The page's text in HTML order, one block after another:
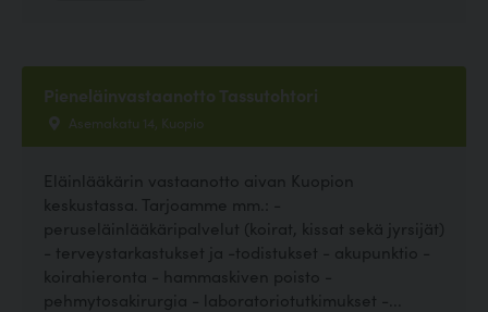
Pieneläinvastaanotto Tassutohtori
Asemakatu 14, Kuopio
Eläinlääkärin vastaanotto aivan Kuopion
keskustassa. Tarjoamme mm.: -
peruseläinlääkäripalvelut (koirat, kissat sekä jyrsijät)
- terveystarkastukset ja -todistukset - akupunktio -
koirahieronta - hammaskiven poisto -
pehmytosakirurgia - laboratoriotutkimukset -...